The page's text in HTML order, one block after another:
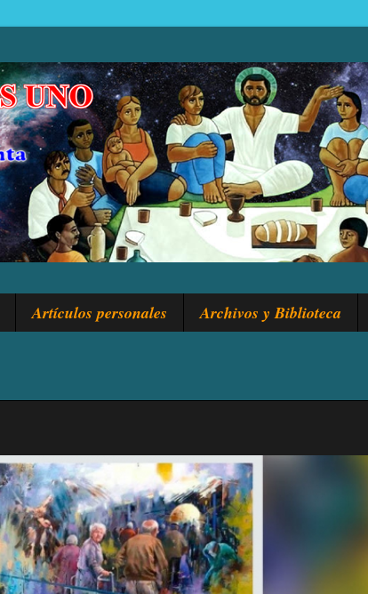
Artículos personales Archivos y Biblioteca